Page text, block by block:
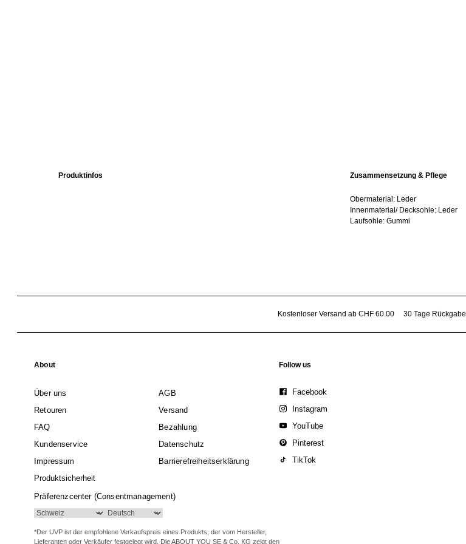
Produktinfos Zusammensetzung & Pflege
Obermaterial: Leder
Innenmaterial/ Decksohle: Leder
Laufsohle: Gummi
Kostenloser Versand ab CHF 60.00 30 Tage Rückgabe
About
Über uns
AGB
Retouren
Versand
FAQ
Bezahlung
Kundenservice
Datenschutz
Impressum
Barrierefreiheitserklärung
Produktsicherheit
Präferenzcenter (Consentmanagement)
*Der UVP ist der empfohlene Verkaufspreis eines Produkts, der vom Hersteller,
Lieferanten oder Verkäufer festgelegt wird. Die ABOUT YOU SE & Co. KG zeigt den
Follow us
Facebook
Instagram
YouTube
Pinterest
TikTok